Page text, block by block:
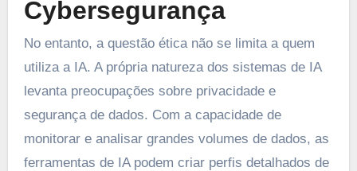
Cybersegurança
No entanto, a questão ética não se limita a quem
utiliza a IA. A própria natureza dos sistemas de IA
levanta preocupações sobre privacidade e
segurança de dados. Com a capacidade de
monitorar e analisar grandes volumes de dados, as
ferramentas de IA podem criar perfis detalhados de